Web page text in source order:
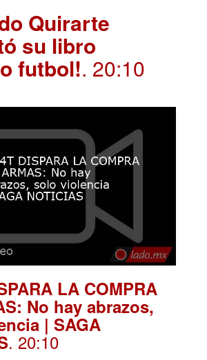
Quirarte
su libro
futbol!. 20:10
LA COMPRA
No hay abrazos,
| SAGA
. 20:10